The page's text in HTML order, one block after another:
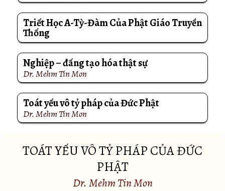
Triết Học A-Tỳ-Đàm Của Phật Giáo Truyền
Thống
Dr. Mehm Tin Mon
Nghiệp – đấng tạo hóa thật sự
Dr. Mehm Tin Mon
Toát yếu vô tỷ pháp của Đức Phật
Dr. Mehm Tin Mon
TOÁT YẾU VÔ TỶ PHÁP CỦA ĐỨC
PHẬT
Dr. Mehm Tin Mon